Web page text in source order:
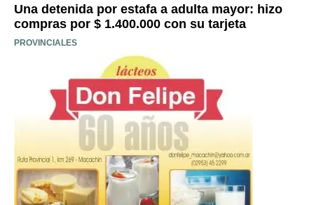
Una detenida por estafa a adulta mayor: hizo
compras por $ 1.400.000 con su tarjeta
PROVINCIALES